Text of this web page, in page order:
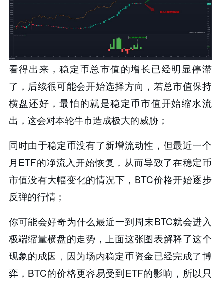
看得出来，稳定币总市值的增长已经明显停滞
了，后续很可能会开始选择方向，若总市值保持
横盘还好，最怕的就是稳定币市值开始缩水流
出，这会对本轮牛市造成极大的威胁；
同时由于稳定币没有了新增流动性，但最近一个
月ETF的净流入开始恢复，从而导致了在稳定币
市值没有大幅变化的情况下，BTC价格开始逐步
反弹的行情；
你可能会好奇为什么最近一到周末BTC就会进入
极端缩量横盘的走势，上面这张图表解释了这个
现象的成因，因为场内稳定币资金已经完成了博
弈，BTC的价格更容易受到ETF的影响，所以只